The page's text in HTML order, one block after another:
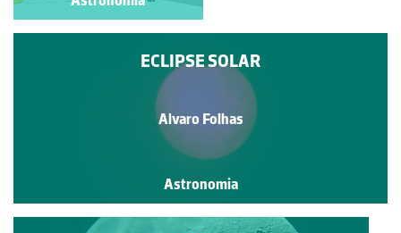
ECLIPSE SOLAR
Alvaro Folhas
Astronomia